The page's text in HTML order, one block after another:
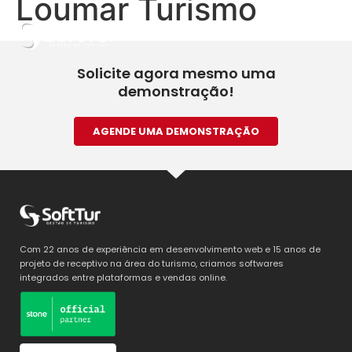
Loumar Turismo
Solicite agora mesmo uma
demonstração!
AGENDE UMA DEMONSTRAÇÃO
Com 22 anos de experiência em desenvolvimento web e 15 anos de
projeto de receptivo na área do turismo, criamos softwares
integrados entre plataformas e vendas online.